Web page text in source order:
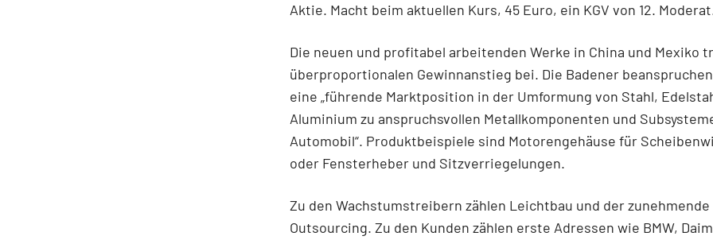
Aktie. Macht beim aktuellen Kurs, 45 Euro, ein KGV von 12.
Die neuen und profitabel arbeitenden Werke in China und Mexiko
überproportionalen Gewinnanstieg bei. Die Badener
eine „führende Marktposition in der Umformung von Stahl,
Aluminium zu anspruchsvollen Metallkomponenten und
Automobil“. Produktbeispiele sind Motorengehäuse für
oder Fensterheber und Sitzverriegelungen.
Zu den Wachstumstreibern zählen Leichtbau und der zunehmende
Outsourcing. Zu den Kunden zählen erste Adressen wie BMW,